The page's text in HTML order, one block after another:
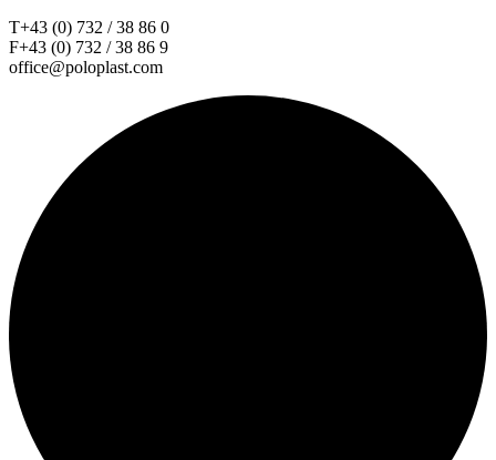
T+43 (0) 732 / 38 86 0
F+43 (0) 732 / 38 86 9
office@poloplast.com